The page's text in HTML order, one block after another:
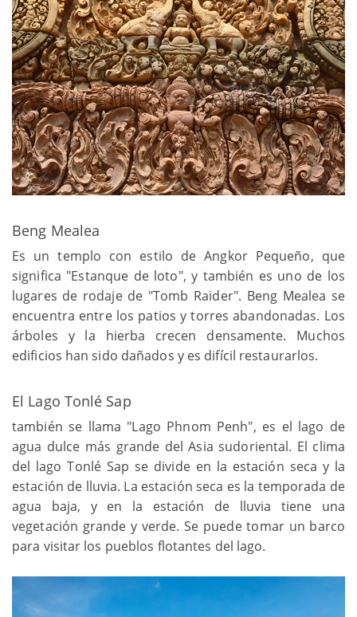
Beng Mealea
Es un templo con estilo de Angkor Pequeño, que
significa "Estanque de loto", y también es uno de los
lugares de rodaje de "Tomb Raider". Beng Mealea se
encuentra entre los patios y torres abandonadas. Los
árboles y la hierba crecen densamente. Muchos
edificios han sido dañados y es difícil restaurarlos.
El Lago Tonlé Sap
también se llama "Lago Phnom Penh", es el lago de
agua dulce más grande del Asia sudoriental. El clima
del lago Tonlé Sap se divide en la estación seca y la
estación de lluvia. La estación seca es la temporada de
agua baja, y en la estación de lluvia tiene una
vegetación grande y verde. Se puede tomar un barco
para visitar los pueblos flotantes del lago.